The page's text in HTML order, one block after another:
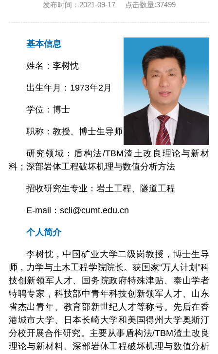
发布时间：2021-09-17 点击数量:37499
基本信息
姓名：李树忱
出生年月：1973年2月
学位：博士
职称：教授、博士生导师
研究领域：盾构法/TBM渣土改良理论与新材
料；深部岩体工程破坏机理与数值分析方法
招收研究生专业：岩土工程、隧道工程
E-mail：scli@cumt.edu.cn
个人简介
李树忱，中国矿业大学二级岗教授，博士生导
师，力学与土木工程学院院长。获国家“万人计划”科
技创新领军人才、国务院政府特殊津贴、泰山学者
特聘专家，科技部中青年科技创新领军人才、山东
省杰出青年、教育部新世纪人才等称号。先后在香
港城市大学、日本长崎大学和美国得州大学奥斯汀
分校开展合作研究。主要从事盾构法/TBM渣土改良
理论与新材料、深部岩体工程破坏机理与数值分析